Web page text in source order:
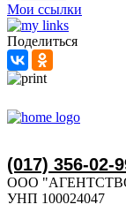
Мои ссылки
Поделиться
(017) 356-02-
ООО
УНП 100024047